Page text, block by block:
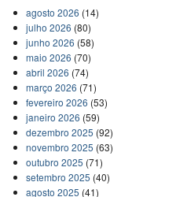
agosto 2026 (14)
julho 2026 (80)
junho 2026 (58)
maio 2026 (70)
abril 2026 (74)
março 2026 (71)
fevereiro 2026 (53)
janeiro 2026 (59)
dezembro 2025 (92)
novembro 2025 (63)
outubro 2025 (71)
setembro 2025 (40)
agosto 2025 (41)